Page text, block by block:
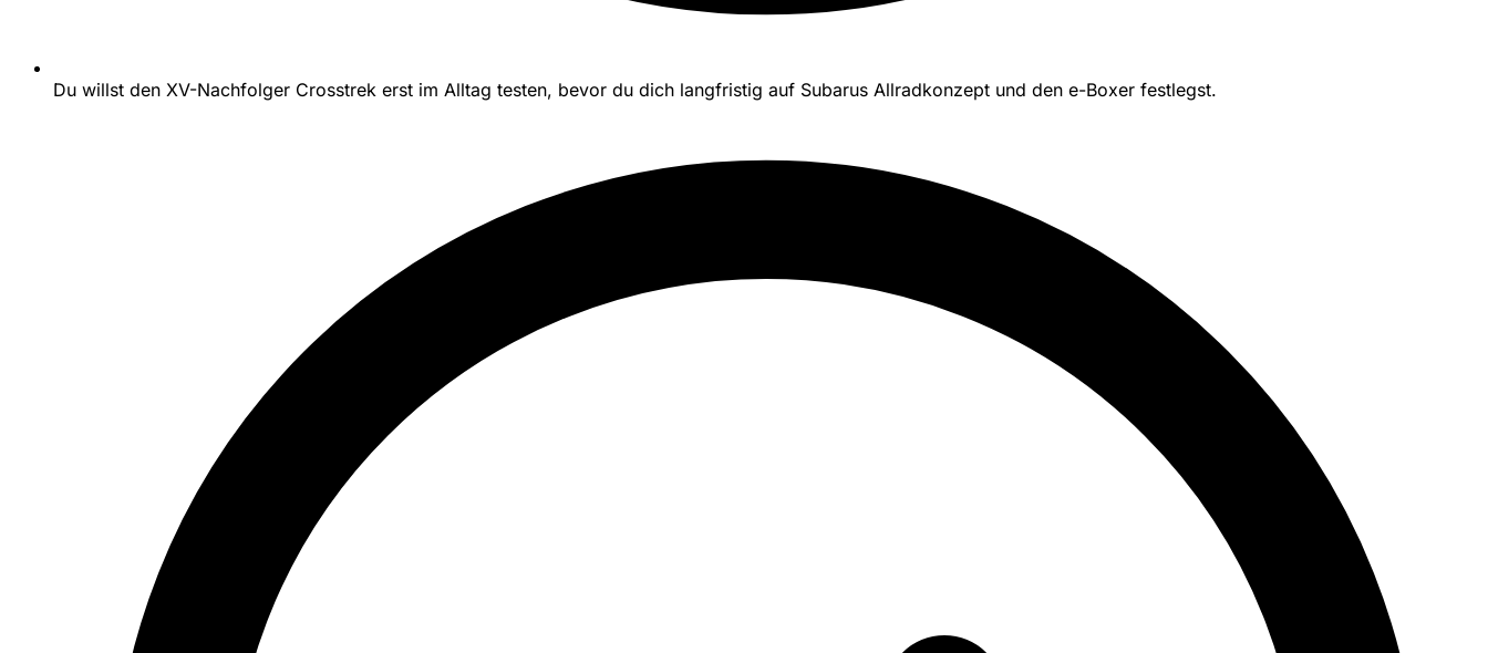
Du willst den XV-Nachfolger Crosstrek erst im Alltag testen, bevor du dich langfristig auf Subarus Allradkonzept und den e-Boxer festlegst.